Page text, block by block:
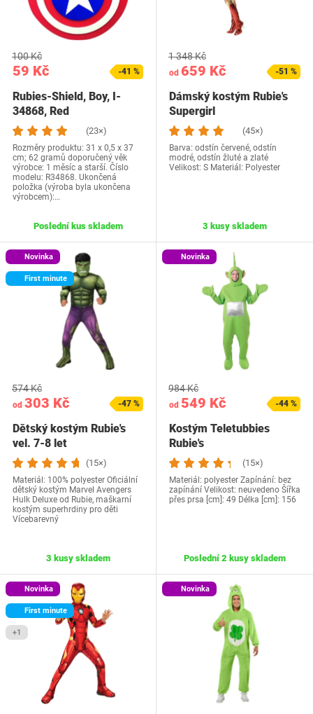
59 Kč
100 Kč
-41 %
Rubies-Shield, Boy, I-
34868, Red
(23×)
Rozměry produktu: 31 x 0,5 x 37
cm; 62 gramů doporučený věk
výrobce: 1 měsíc a starší. Číslo
modelu: R34868. Ukončená
položka (výroba byla ukončena
výrobcem):…
Poslední kus skladem
od 659 Kč
1 348 Kč
-51 %
Dámský kostým Rubie's
Supergirl
(45×)
Barva: odstín červené, odstín
modré, odstín žluté a zlaté
Velikost: S Materiál: Polyester
3 kusy skladem
Novinka
First minute
od 303 Kč
574 Kč
-47 %
Dětský kostým Rubie's
vel. 7-8 let
(15×)
Materiál: 100% polyester Oficiální
dětský kostým Marvel Avengers
Hulk Deluxe od Rubie, maškarní
kostým superhrdiny pro děti
Vícebarevný
3 kusy skladem
Novinka
od 549 Kč
984 Kč
-44 %
Kostým Teletubbies
Rubie's
(15×)
Materiál: polyester Zapínání: bez
zapínání Velikost: neuvedeno Šířka
přes prsa [cm]: 49 Délka [cm]: 156
Poslední 2 kusy skladem
Novinka
First minute
+1
Novinka